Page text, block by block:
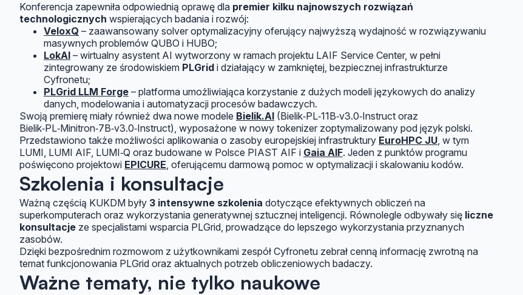
Konferencja zapewniła odpowiednią oprawę dla premier kilku najnowszych rozwiązań
technologicznych wspierających badania i rozwój:
VeloxQ – zaawansowany solver optymalizacyjny oferujący najwyższą wydajność w rozwiązywaniu
masywnych problemów QUBO i HUBO;
LokAI – wirtualny asystent AI wytworzony w ramach projektu LAIF Service Center, w pełni
zintegrowany ze środowiskiem PLGrid i działający w zamkniętej, bezpiecznej infrastrukturze
Cyfronetu;
PLGrid LLM Forge – platforma umożliwiająca korzystanie z dużych modeli językowych do analizy
danych, modelowania i automatyzacji procesów badawczych.
Swoją premierę miały również dwa nowe modele Bielik.AI (Bielik‑PL‑11B‑v3.0‑Instruct oraz
Bielik‑PL‑Minitron‑7B‑v3.0‑Instruct), wyposażone w nowy tokenizer zoptymalizowany pod język polski.
Przedstawiono także możliwości aplikowania o zasoby europejskiej infrastruktury EuroHPC JU, w tym
LUMI, LUMI AIF, LUMI‑Q oraz budowane w Polsce PIAST AIF i Gaia AIF. Jeden z punktów programu
poświęcono projektowi EPICURE, oferującemu darmową pomoc w optymalizacji i skalowaniu kodów.
Szkolenia i konsultacje
Ważną częścią KUKDM były 3 intensywne szkolenia dotyczące efektywnych obliczeń na
superkomputerach oraz wykorzystania generatywnej sztucznej inteligencji. Równolegle odbywały się liczne
konsultacje ze specjalistami wsparcia PLGrid, prowadzące do lepszego wykorzystania przyznanych
zasobów.
Dzięki bezpośrednim rozmowom z użytkownikami zespół Cyfronetu zebrał cenną informację zwrotną na
temat funkcjonowania PLGrid oraz aktualnych potrzeb obliczeniowych badaczy.
Ważne tematy, nie tylko naukowe